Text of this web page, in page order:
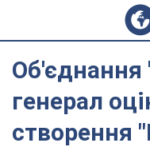
Об'єднання
генерал
створення